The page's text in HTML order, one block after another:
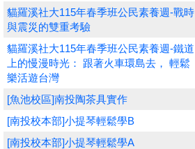
教師專區
評委專區
校務行政
貓羅溪社大115年春季班公民素養週-戰時
與震災的雙重考驗
貓羅溪社大115年春季班公民素養週-鐵道
上的慢漫時光： 跟著火車環島去， 輕鬆
樂活遊台灣
[魚池校區]南投陶茶具實作
[南投校本部]小提琴輕鬆學B
[南投校本部]小提琴輕鬆學A